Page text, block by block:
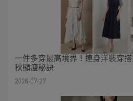
一件多穿最高境界！連身洋裝穿
秋顯瘦秘訣
2026-07-27